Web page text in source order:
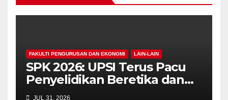
FAKULTI PENGURUSAN DAN EKONOMI LAIN-LAIN
SPK 2026: UPSI Terus Pacu
Penyelidikan Beretika dan
Inovasi Berteraskan
JUL 31, 2026